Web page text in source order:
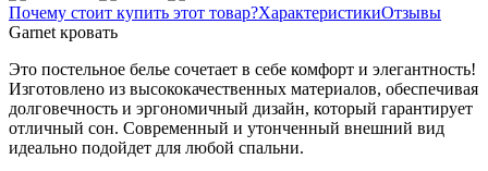
Почему стоит купить этот товар?ХарактеристикиОтзывы
Garnet кровать
Это постельное белье сочетает в себе комфорт и элегантность!
Изготовлено из высококачественных материалов, обеспечивая
долговечность и эргономичный дизайн, который гарантирует
отличный сон. Современный и утонченный внешний вид
идеально подойдет для любой спальни.